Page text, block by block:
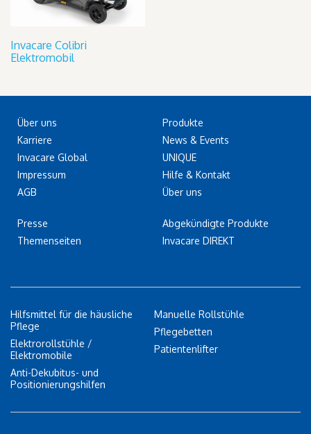
Invacare Colibri
Elektromobil
Über uns
Karriere
Invacare Global
Impressum
AGB
Presse
Themenseiten
Produkte
News & Events
UNIQUE
Hilfe & Kontakt
Über uns
Abgekündigte Produkte
Invacare DIREKT
Hilfsmittel für die häusliche
Pflege
Elektrorollstühle /
Elektromobile
Anti-Dekubitus- und
Positionierungshilfen
Manuelle Rollstühle
Pflegebetten
Patientenlifter